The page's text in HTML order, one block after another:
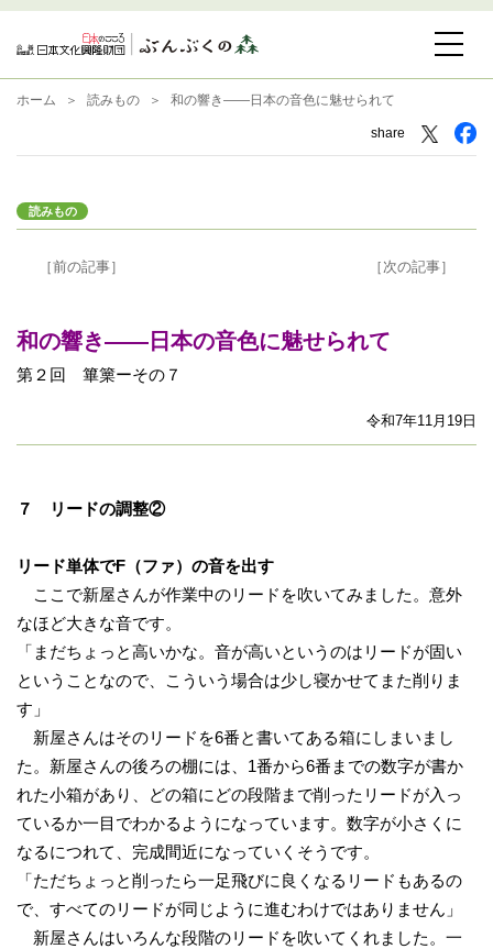
ホーム 読みもの 和の響き――日本の音色に魅せられて
share
読みもの
［前の記事］ ［次の記事］
和の響き――日本の音色に魅せられて
第２回 篳篥ーその７
令和7年11月19日
７ リードの調整②
リード単体でF（ファ）の音を出す
ここで新屋さんが作業中のリードを吹いてみました。意外
なほど大きな音です。
「まだちょっと高いかな。音が高いというのはリードが固い
ということなので、こういう場合は少し寝かせてまた削りま
す」
新屋さんはそのリードを6番と書いてある箱にしまいまし
た。新屋さんの後ろの棚には、1番から6番までの数字が書か
れた小箱があり、どの箱にどの段階まで削ったリードが入っ
ているか一目でわかるようになっています。数字が小さくに
なるにつれて、完成間近になっていくそうです。
「ただちょっと削ったら一足飛びに良くなるリードもあるの
で、すべてのリードが同じように進むわけではありません」
新屋さんはいろんな段階のリードを吹いてくれました。一